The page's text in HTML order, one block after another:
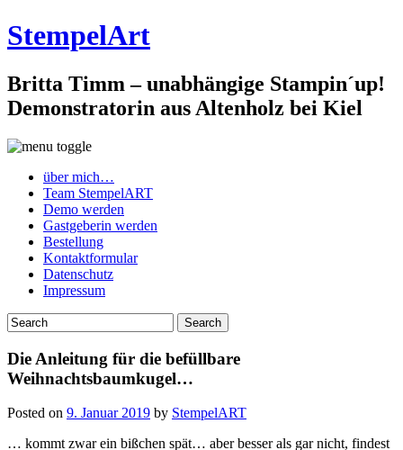
StempelArt
Britta Timm – unabhängige Stampin´up!
Demonstratorin aus Altenholz bei Kiel
über mich…
Team StempelART
Demo werden
Gastgeberin werden
Bestellung
Kontaktformular
Datenschutz
Impressum
Die Anleitung für die befüllbare
Weihnachtsbaumkugel…
Posted on 9. Januar 2019 by StempelART
… kommt zwar ein bißchen spät… aber besser als gar nicht, findest